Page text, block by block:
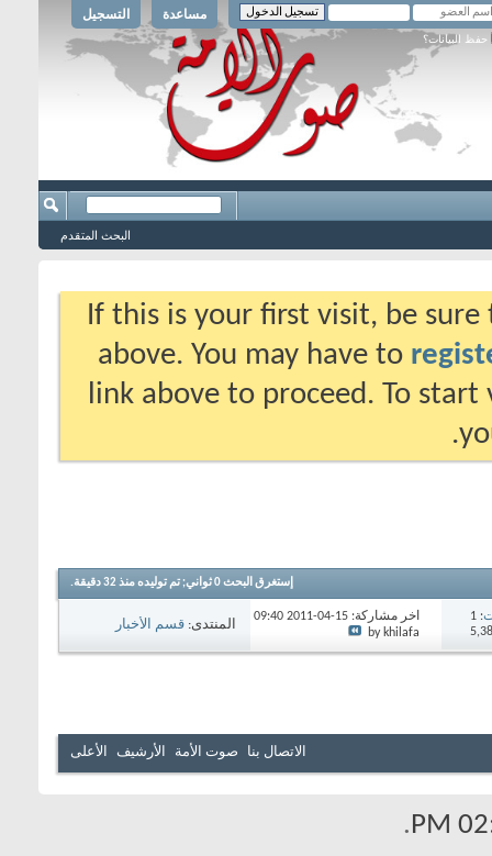
التسجيل مساعدة
حفظ البيانات؟
البحث المتقدم
If this is your first visit, be
above. You may have to
link above to proceed. To
إستغرق البحث0ثواني; تم توليده منذ 32 دقيقة.
: 1 آخر مشاركة: 15-04-2011
09:40
PM
by khilafa
المنتدى: قسم الأخبار
الاتصال بنا صوت الأمة الأرشيف الأعلى
.